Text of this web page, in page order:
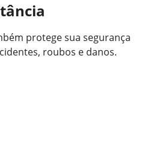
protege sua segurança
roubos e danos.